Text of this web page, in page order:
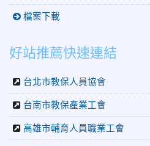
檔案下載
好站推薦快速連結
台北市教保人員協會
台南市教保產業工會
高雄市輔育人員職業工會